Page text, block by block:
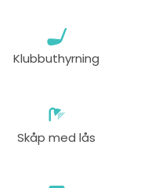
Klubbuthyrning
Skåp med lås